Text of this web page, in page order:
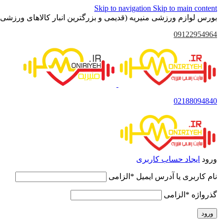
Skip to navigation Skip to main content
بورس لوازم ورزشی منیریه (قدیمی و بزرگترین انبار کالاهای ورزشی
09122954964
02188094840
ورود ایجاد حساب کاربری
نام کاربری یا آدرس ایمیل * الزامی
گذرواژه * الزامی
ورود